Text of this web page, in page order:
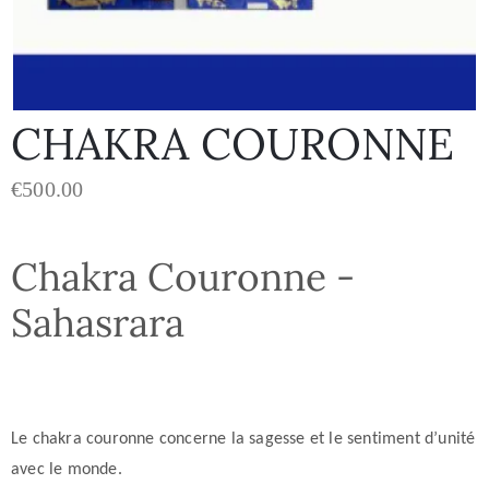
CHAKRA COURONNE
€500.00
Chakra Couronne -
Sahasrara
Le chakra couronne concerne la sagesse et le sentiment d’unité
avec le monde.